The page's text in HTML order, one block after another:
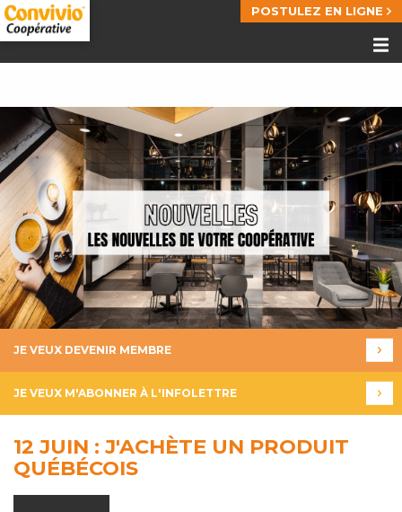
POSTULEZ EN LIGNE
JE VEUX DEVENIR MEMBRE
JE VEUX M'ABONNER À L'INFOLETTRE
12 JUIN : J'ACHÈTE UN PRODUIT
QUÉBÉCOIS